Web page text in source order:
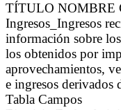
TÍTULO NOMBRE
Ingresos_Ingresos
información sobre
los obtenidos por
aprovechamientos,
e ingresos derivados
Tabla Campos